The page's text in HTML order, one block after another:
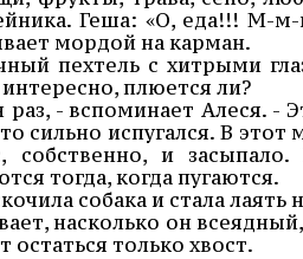
Геша: «О, еда!!! М-м-
мордой на карман.
пехтель с хитрыми
плюется ли?
- вспоминает Алеся. -
сильно испугался. В
и засыпало.
тогда, когда пугаются.
собака и стала лаять
насколько он
только хвост.